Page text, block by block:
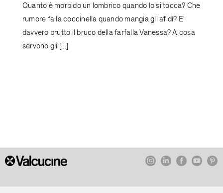
Quanto è morbido un lombrico quando lo si tocca? Che
rumore fa la coccinella quando mangia gli afidi? E'
davvero brutto il bruco della farfalla Vanessa? A cosa
servono gli [...]